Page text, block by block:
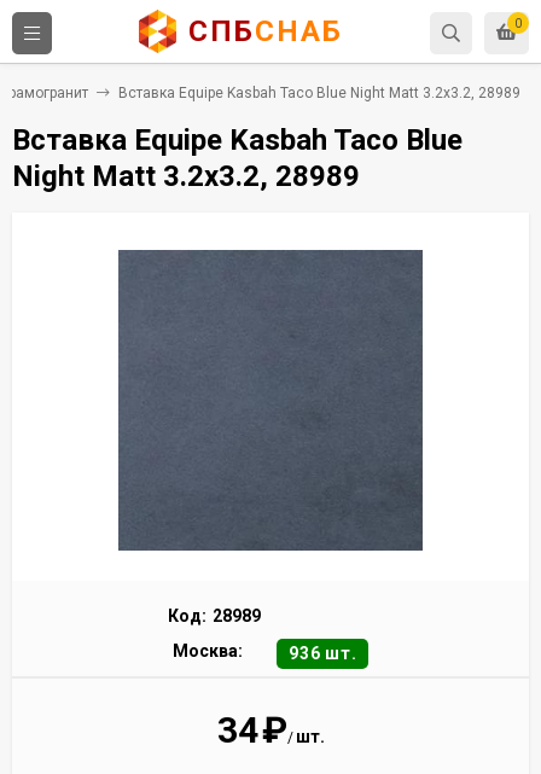
0
СПБСНАБ
Вставка Equipe Kasbah Taco Blue Night Matt 3.2x3.2, 28989
Вставка Equipe Kasbah Taco Blue
Night Matt 3.2x3.2, 28989
Код: 28989
Москва:
936 шт.
34₽/ шт.